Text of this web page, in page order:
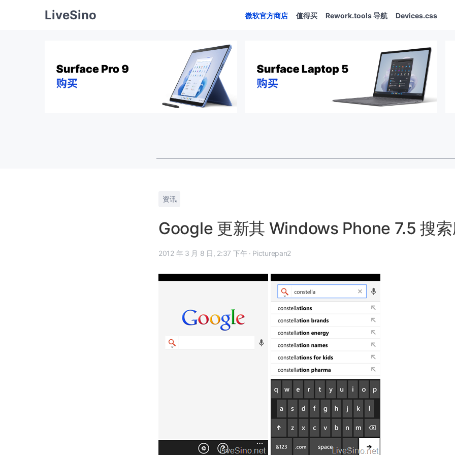
LiveSino 微软官方商店 值得买 Rework.tools 导航 Devices.css
资讯
Google 更新其 Windows Phone 7.5 搜
2012 年 3 月 8 日, 2:37 下午 · Picturepan2